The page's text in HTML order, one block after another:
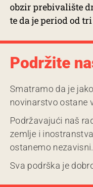
obzir prebivalište
te da je period od
Podržite
Smatramo da je
novinarstvo ostane
Podržavajući naš
zemlje i
ostanemo nezavisni.
Sva podrška je